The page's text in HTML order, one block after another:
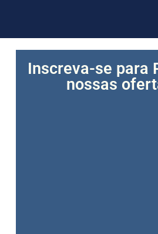
Inscreva-se para
nossas